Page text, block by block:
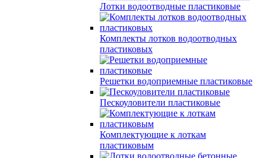
Лотки водоотводные пластиковые
Комплекты лотков водоотводных
пластиковых
Решетки водоприемные пластиковые
Пескоуловители пластиковые
Комплектующие к лоткам
пластиковым